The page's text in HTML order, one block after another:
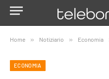
Home » Notiziario » Economia
ECONOMIA